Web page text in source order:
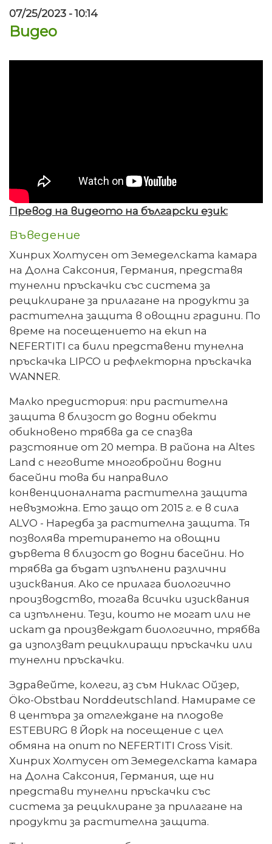
07/25/2023 - 10:14
Видео
Превод на видеото на български език:
Въведение
Хинрих Холтусен от Земеделската камара
на Долна Саксония, Германия, представя
тунелни пръскачки със система за
рециклиране за прилагане на продукти за
растителна защита в овощни градини. По
време на посещението на екип на
NEFERTITI са били представени тунелна
пръскачка LIPCO и рефлекторна пръскачка
WANNER.
Малко предистория: при растителна
защита в близост до водни обекти
обикновено трябва да се спазва
разстояние от 20 метра. В района на Altes
Land с неговите многобройни водни
басейни това би направило
конвенционалната растителна защита
невъзможна. Ето защо от 2015 г. е в сила
ALVO - Наредба за растителна защита. Тя
позволява третирането на овощни
дървета в близост до водни басейни. Но
трябва да бъдат изпълнени различни
изисквания. Ако се прилага биологично
производство, тогава всички изисквания
са изпълнени. Тези, които не могат или не
искат да произвеждат биологично, трябва
да използват рециклиращи пръскачки или
тунелни пръскачки.
Здравейте, колеги, аз съм Никлас Ойзер,
Öko-Obstbau Norddeutschland. Намираме се
в центъра за отглеждане на плодове
ESTEBURG в Йорк на посещение с цел
обмяна на опит по NEFERTITI Cross Visit.
Хинрих Холтусен от Земеделската камара
на Долна Саксония, Германия, ще ни
представи тунелни пръскачки със
система за рециклиране за прилагане на
продукти за растителна защита.